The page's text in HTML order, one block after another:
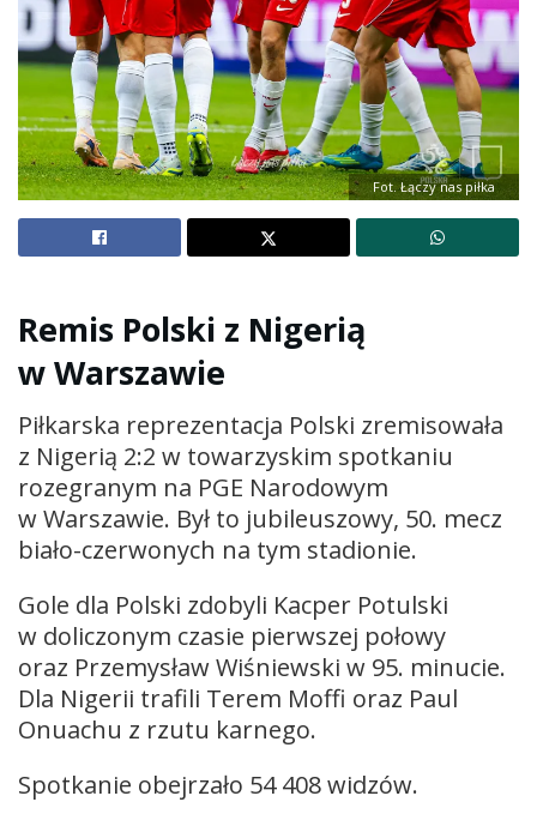
Fot. Łączy nas piłka
Remis Polski z Nigerią
w Warszawie
Piłkarska reprezentacja Polski zremisowała
z Nigerią 2:2 w towarzyskim spotkaniu
rozegranym na PGE Narodowym
w Warszawie. Był to jubileuszowy, 50. mecz
biało-czerwonych na tym stadionie.
Gole dla Polski zdobyli Kacper Potulski
w doliczonym czasie pierwszej połowy
oraz Przemysław Wiśniewski w 95. minucie.
Dla Nigerii trafili Terem Moffi oraz Paul
Onuachu z rzutu karnego.
Spotkanie obejrzało 54 408 widzów.